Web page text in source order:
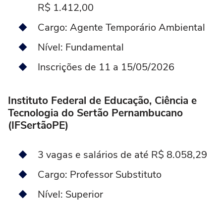
R$ 1.412,00
Cargo: Agente Temporário Ambiental
Nível: Fundamental
Inscrições de 11 a 15/05/2026
Instituto Federal de Educação, Ciência e
Tecnologia do Sertão Pernambucano
(IFSertãoPE)
3 vagas e salários de até R$ 8.058,29
Cargo: Professor Substituto
Nível: Superior